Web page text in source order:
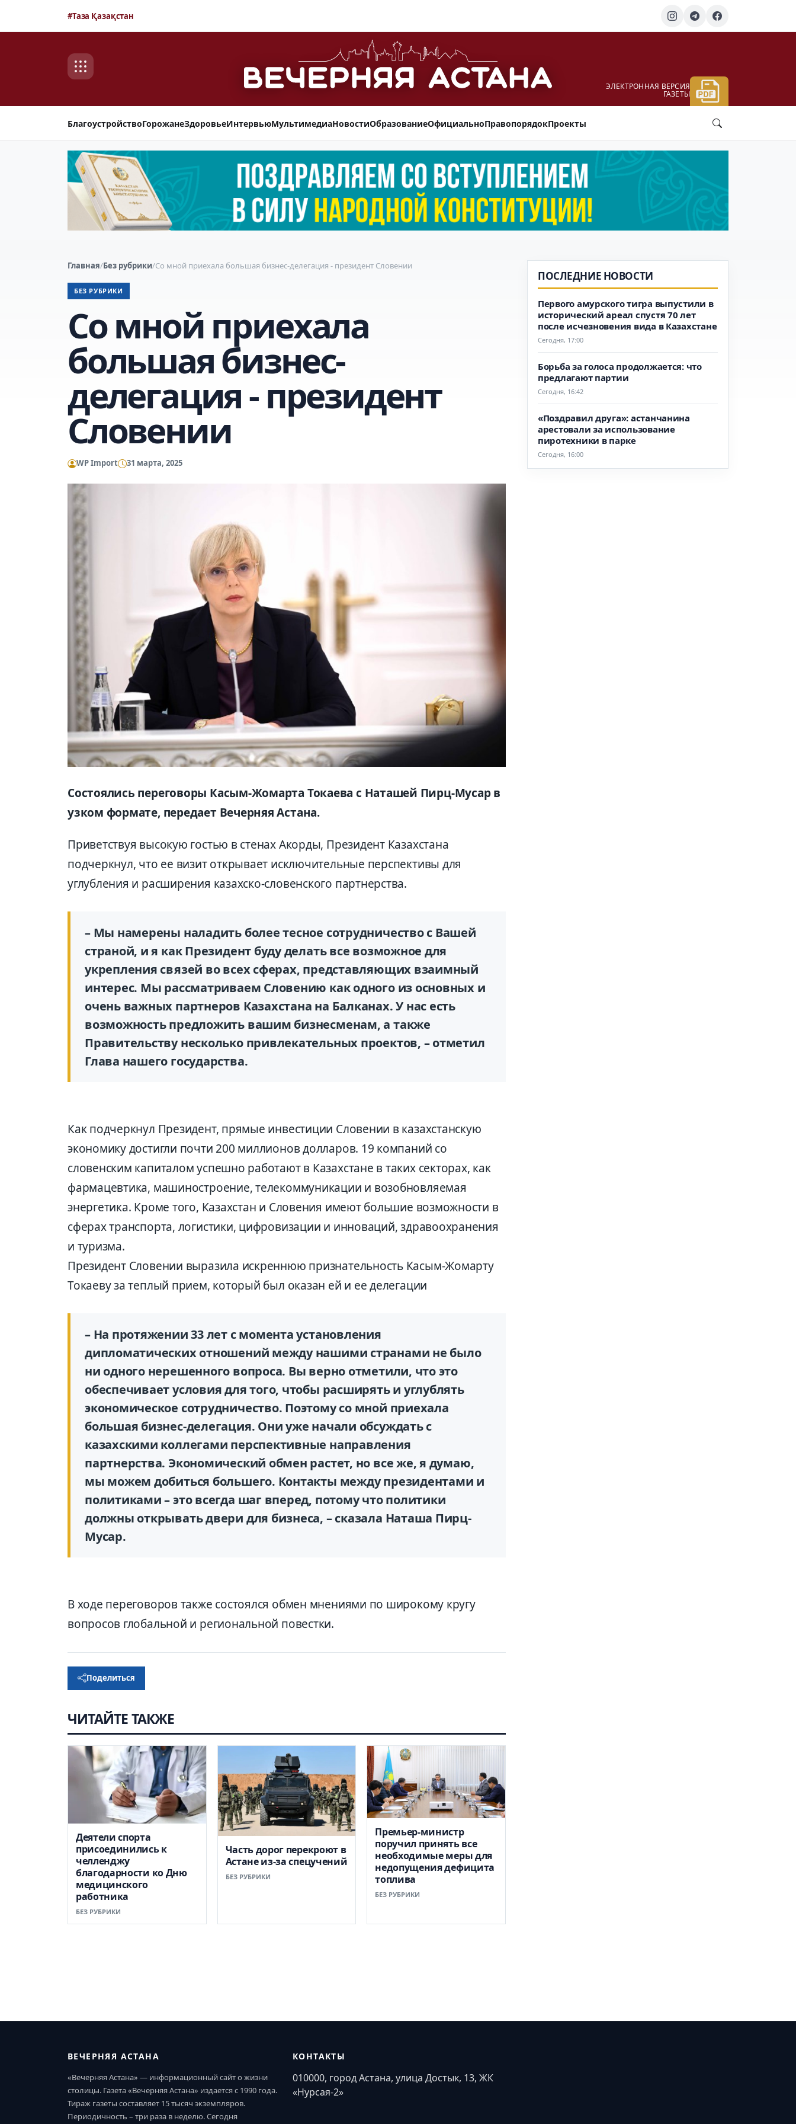
#Таза Қазақстан
ЭЛЕКТРОННАЯ ВЕРСИЯ
ГАЗЕТЫ
БлагоустройствоГорожанеЗдоровьеИнтервьюМультимедиаНовостиОбразованиеОфициальноПравопорядокПроекты
Главная/Без рубрики/Со мной приехала большая бизнес-делегация - президент Словении
БЕЗ РУБРИКИ
Со мной приехала
большая бизнес-
делегация - президент
Словении
WP Import 31 марта, 2025
Состоялись переговоры Касым-Жомарта Токаева с Наташей Пирц-Мусар в
узком формате, передает Вечерняя Астана.
Приветствуя высокую гостью в стенах Акорды, Президент Казахстана
подчеркнул, что ее визит открывает исключительные перспективы для
углубления и расширения казахско-словенского партнерства.
– Мы намерены наладить более тесное сотрудничество с Вашей
страной, и я как Президент буду делать все возможное для
укрепления связей во всех сферах, представляющих взаимный
интерес. Мы рассматриваем Словению как одного из основных и
очень важных партнеров Казахстана на Балканах. У нас есть
возможность предложить вашим бизнесменам, а также
Правительству несколько привлекательных проектов, – отметил
Глава нашего государства.
Как подчеркнул Президент, прямые инвестиции Словении в казахстанскую
экономику достигли почти 200 миллионов долларов. 19 компаний со
словенским капиталом успешно работают в Казахстане в таких секторах, как
фармацевтика, машиностроение, телекоммуникации и возобновляемая
энергетика. Кроме того, Казахстан и Словения имеют большие возможности в
сферах транспорта, логистики, цифровизации и инноваций, здравоохранения
и туризма.
Президент Словении выразила искреннюю признательность Касым-Жомарту
Токаеву за теплый прием, который был оказан ей и ее делегации
– На протяжении 33 лет с момента установления
дипломатических отношений между нашими странами не было
ни одного нерешенного вопроса. Вы верно отметили, что это
обеспечивает условия для того, чтобы расширять и углублять
экономическое сотрудничество. Поэтому со мной приехала
большая бизнес-делегация. Они уже начали обсуждать с
казахскими коллегами перспективные направления
партнерства. Экономический обмен растет, но все же, я думаю,
мы можем добиться большего. Контакты между президентами и
политиками – это всегда шаг вперед, потому что политики
должны открывать двери для бизнеса, – сказала Наташа Пирц-
Мусар.
В ходе переговоров также состоялся обмен мнениями по широкому кругу
вопросов глобальной и региональной повестки.
Поделиться
ЧИТАЙТЕ ТАКЖЕ
Деятели спорта
присоединились к
челленджу
благодарности ко Дню
медицинского
работника
БЕЗ РУБРИКИ
Часть дорог перекроют в
Астане из-за спецучений
БЕЗ РУБРИКИ
Премьер-министр
поручил принять все
необходимые меры для
недопущения дефицита
топлива
БЕЗ РУБРИКИ
ПОСЛЕДНИЕ НОВОСТИ
Первого амурского тигра выпустили в
исторический ареал спустя 70 лет
после исчезновения вида в Казахстане
Сегодня, 17:00
Борьба за голоса продолжается: что
предлагают партии
Сегодня, 16:42
«Поздравил друга»: астанчанина
арестовали за использование
пиротехники в парке
Сегодня, 16:00
ВЕЧЕРНЯЯ АСТАНА
«Вечерняя Астана» — информационный сайт о жизни
столицы. Газета «Вечерняя Астана» издается с 1990 года.
Тираж газеты составляет 15 тысяч экземпляров.
Периодичность – три раза в неделю. Сегодня
КОНТАКТЫ
010000, город Астана, улица Достык, 13, ЖК
«Нурсая-2»